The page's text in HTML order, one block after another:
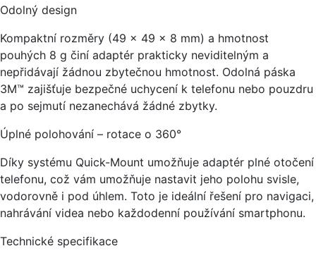
Odolný design
Kompaktní rozměry (49 x 49 x 8 mm) a hmotnost
pouhých 8 g činí adaptér prakticky neviditelným a
nepřidávají žádnou zbytečnou hmotnost. Odolná páska
3M™ zajišťuje bezpečné uchycení k telefonu nebo pouzdru
a po sejmutí nezanechává žádné zbytky.
Úplné polohování – rotace o 360°
Díky systému Quick-Mount umožňuje adaptér plné otočení
telefonu, což vám umožňuje nastavit jeho polohu svisle,
vodorovně i pod úhlem. Toto je ideální řešení pro navigaci,
nahrávání videa nebo každodenní používání smartphonu.
Technické specifikace